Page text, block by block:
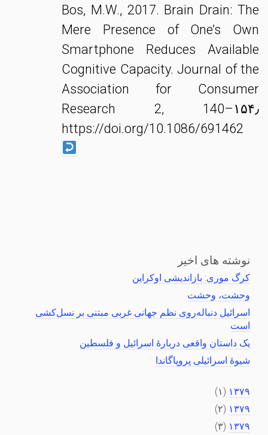
Bos, M.W., 2017. Brain Drain: The
Mere Presence of One’s Own
Smartphone Reduces Available
Cognitive Capacity. Journal of the
Association for Consumer
Research 2, 140–۱۵۴٫
https://doi.org/10.1086/691462
نوشته های اخیر
کرگ موری: بازاندیشی اوکراین
وحشت، وحشت
اسرائیل دنباله‌روی نظم جهانی غربی مبتنی بر نسل‌کشی
است
یک داستان واقعی دربارهٔ اسرائیل و فلسطین
شیوهٔ اسرائیلی پروپاگاندا
۱۳۷۹ (۱)
۱۳۷۹ (۲)
۱۳۷۹ (۳)